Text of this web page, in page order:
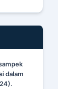
dalam